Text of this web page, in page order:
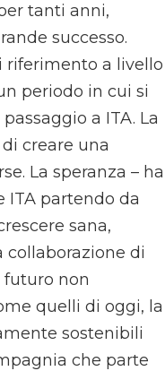
tanti anni,
successo.
riferimento a livello
periodo in cui si
a ITA. La
creare una
La speranza – ha
ITA partendo da
sana,
collaborazione di
futuro non
quelli di oggi, la
sostenibili
che parte